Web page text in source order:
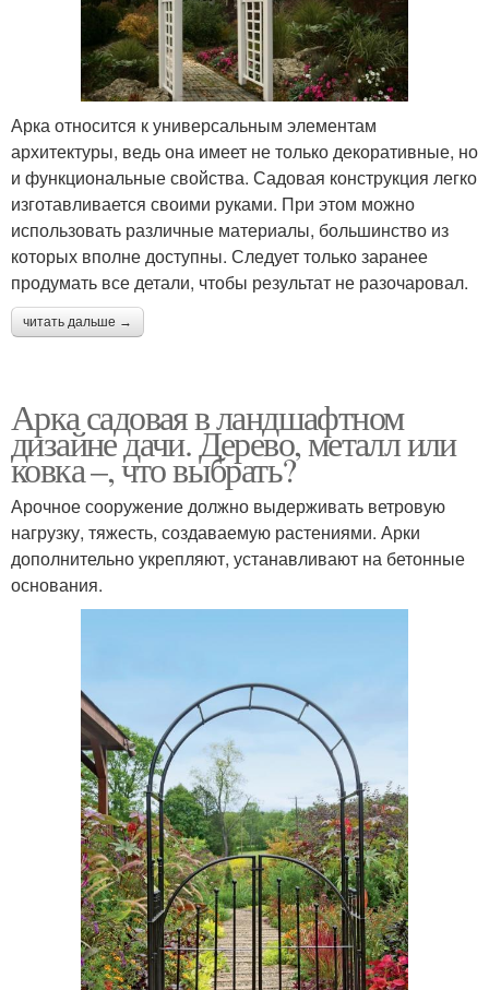
Арка относится к универсальным элементам
архитектуры, ведь она имеет не только декоративные, но
и функциональные свойства. Садовая конструкция легко
изготавливается своими руками. При этом можно
использовать различные материалы, большинство из
которых вполне доступны. Следует только заранее
продумать все детали, чтобы результат не разочаровал.
читать дальше →
Арка садовая в ландшафтном
дизайне дачи. Дерево, металл или
ковка –, что выбрать?
Арочное сооружение должно выдерживать ветровую
нагрузку, тяжесть, создаваемую растениями. Арки
дополнительно укрепляют, устанавливают на бетонные
основания.